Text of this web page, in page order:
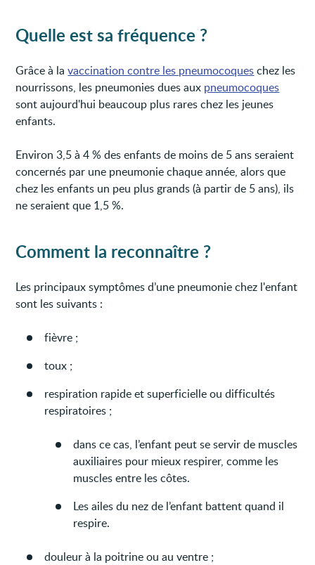
Quelle est sa fréquence ?
Grâce à lavaccination contre les pneumocoqueschez les
nourrissons, les pneumonies dues aux pneumocoques
sont aujourd'hui beaucoup plus rares chez les jeunes
enfants.
Environ 3,5 à 4 % des enfants de moins de 5 ans seraient
concernés par une pneumonie chaque année, alors que
chez les enfants un peu plus grands (à partir de 5 ans), ils
ne seraient que 1,5 %.
Comment la reconnaître ?
Les principaux symptômes d’une pneumonie chez l'enfant
sont les suivants :
fièvre ;
toux ;
respiration rapide et superficielle ou difficultés
respiratoires ;
dans ce cas, l’enfant peut se servir de muscles
auxiliaires pour mieux respirer, comme les
muscles entre les côtes.
Les ailes du nez de l’enfant battent quand il
respire.
douleur à la poitrine ou au ventre ;